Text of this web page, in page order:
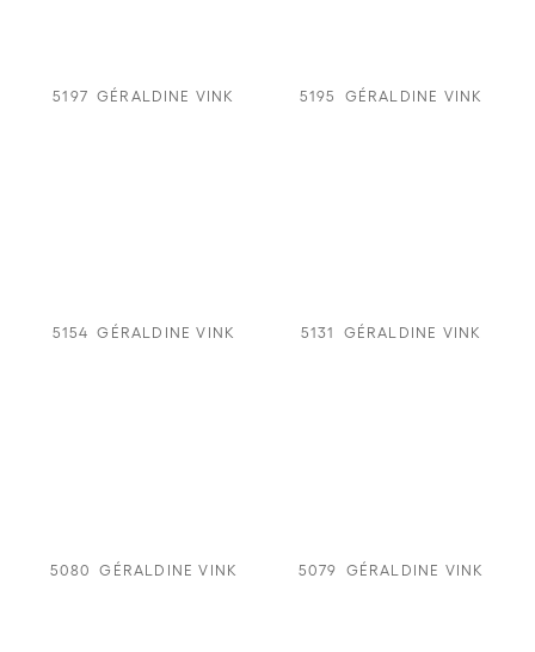
5197 GÉRALDINE VINK 5195 GÉRALDINE VINK
5154 GÉRALDINE VINK 5131 GÉRALDINE VINK
5080 GÉRALDINE VINK 5079 GÉRALDINE VINK